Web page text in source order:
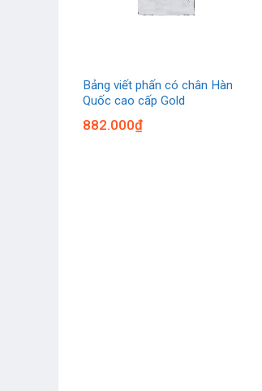
Bảng viết phấn có chân Hàn
Quốc cao cấp Gold
882.000₫